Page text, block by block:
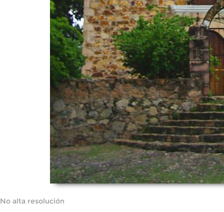
No alta resolución